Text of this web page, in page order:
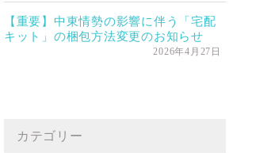
【重要】中東情勢の影響に伴う「宅配
キット」の梱包方法変更のお知らせ
2026年4月27日
カテゴリー